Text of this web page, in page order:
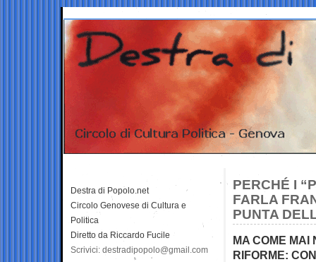
PERCHÉ I
FARLA
PUNTA
MA COME MAI
RIFORME:
Destra di Popolo.net
Circolo Genovese di Cultura e
Politica
Diretto da Riccardo Fucile
Scrivici: destradipopolo@gmail.com